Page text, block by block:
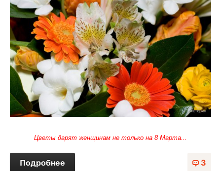
Цветы дарят женщинам не только на 8 Марта...
3
Подробнее